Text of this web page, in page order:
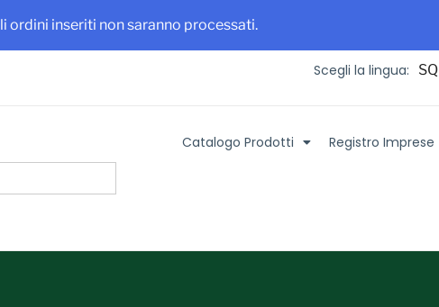
ordini inseriti non saranno processati.
Ottieni maggiore visibilità per la tua azienda e i tuoi prodotti
Scegli la lingua: SQ
Catalogo Prodotti Registro Imprese